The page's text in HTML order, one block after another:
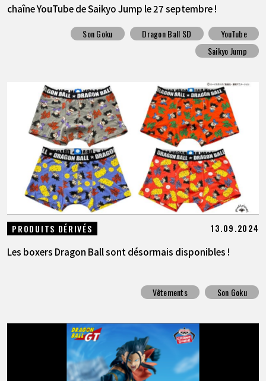
chaîne YouTube de Saikyo Jump le 27 septembre !
Son Goku Dragon Ball SD
YouTube
Saikyo Jump
PRODUITS DÉRIVÉS 13.09.2024
Les boxers Dragon Ball sont désormais disponibles !
Vêtements Son Goku